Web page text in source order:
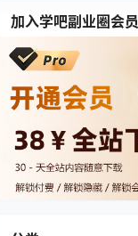
加入学吧副业圈会员